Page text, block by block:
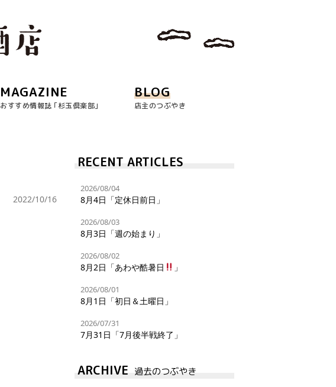
MAGAZINE
おすすめ情報誌 ｢杉玉倶楽部｣
BLOG
店主のつぶやき
2022/10/16
RECENT ARTICLES
2026/08/04
8月4日「定休日前日」
2026/08/03
8月3日「週の始まり」
2026/08/02
8月2日「あわや酷暑日 」
2026/08/01
8月1日「初日＆土曜日」
2026/07/31
7月31日「7月後半戦終了」
ARCHIVE 過去のつぶやき